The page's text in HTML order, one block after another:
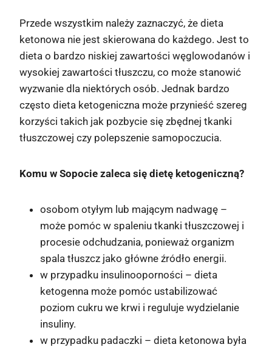
Przede wszystkim należy zaznaczyć, że dieta
ketonowa nie jest skierowana do każdego. Jest to
dieta o bardzo niskiej zawartości węglowodanów i
wysokiej zawartości tłuszczu, co może stanowić
wyzwanie dla niektórych osób. Jednak bardzo
często dieta ketogeniczna może przynieść szereg
korzyści takich jak pozbycie się zbędnej tkanki
tłuszczowej czy polepszenie samopoczucia.
Komu w Sopocie zaleca się dietę ketogeniczną?
osobom otyłym lub mającym nadwagę –
może pomóc w spaleniu tkanki tłuszczowej i
procesie odchudzania, ponieważ organizm
spala tłuszcz jako główne źródło energii.
w przypadku insulinooporności – dieta
ketogenna może pomóc ustabilizować
poziom cukru we krwi i reguluje wydzielanie
insuliny.
w przypadku padaczki – dieta ketonowa była